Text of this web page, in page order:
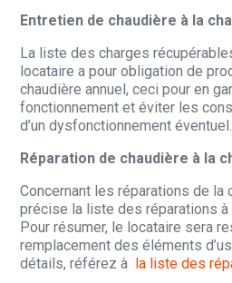
Entretien de chaudière à la
La liste des charges
locataire a pour obligation de
chaudière annuel, ceci pour en
fonctionnement et éviter les
d’un dysfonctionnement éventuel.
Réparation de chaudière à la
Concernant les réparations de la
précise la liste des réparations à
Pour résumer, le locataire sera
remplacement des éléments
détails, référez à la liste des